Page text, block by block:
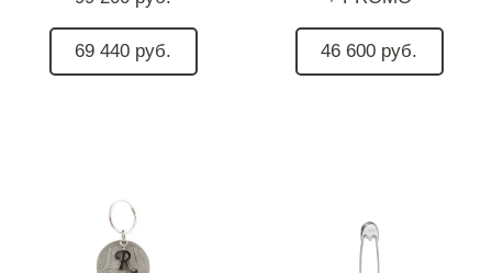
69 440 руб. 46 600 руб.